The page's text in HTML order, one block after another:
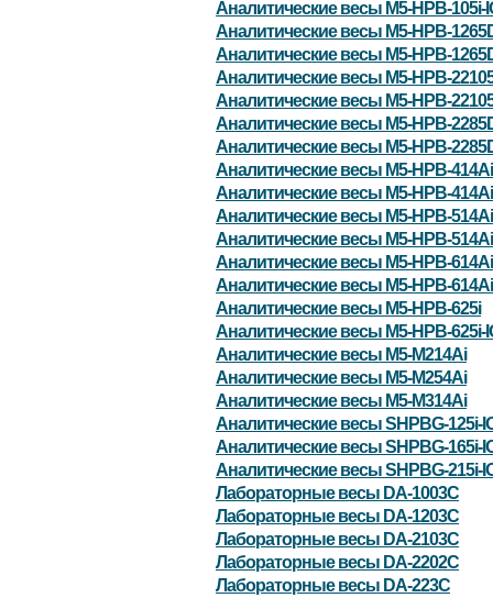
Аналитические весы M5-HPB-105i-
Аналитические весы M5-HPB-
Аналитические весы M5-HPB-
Аналитические весы M5-HPB-
Аналитические весы M5-HPB-
Аналитические весы M5-HPB-
Аналитические весы M5-HPB-
Аналитические весы M5-HPB-414Ai
Аналитические весы M5-HPB-
Аналитические весы M5-HPB-514Ai
Аналитические весы M5-HPB-
Аналитические весы M5-HPB-614Ai
Аналитические весы M5-HPB-
Аналитические весы M5-HPB-625i
Аналитические весы M5-HPB-625i-
Аналитические весы M5-M214Ai
Аналитические весы M5-M254Ai
Аналитические весы M5-M314Ai
Аналитические весы SHPBG-125i-
Аналитические весы SHPBG-165i-
Аналитические весы SHPBG-215i-
Лабораторные весы DA-1003C
Лабораторные весы DA-1203C
Лабораторные весы DA-2103C
Лабораторные весы DA-2202C
Лабораторные весы DA-223C